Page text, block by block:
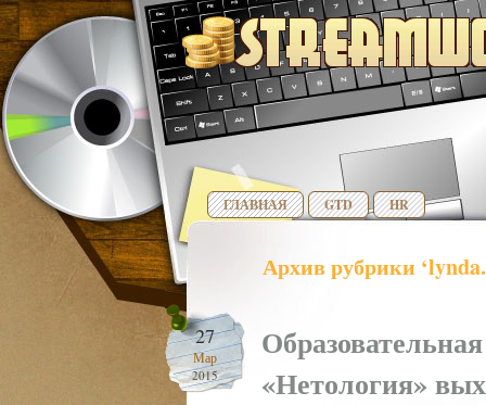
ГЛАВНАЯ GTD HR
Архив рубрики
27
Мар
2015
«Нетология»